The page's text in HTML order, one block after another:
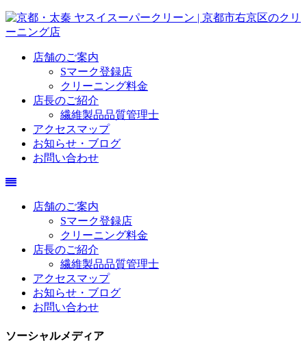
店舗のご案内
Sマーク登録店
クリーニング料金
店長のご紹介
繊維製品品質管理士
アクセスマップ
お知らせ・ブログ
お問い合わせ
店舗のご案内
Sマーク登録店
クリーニング料金
店長のご紹介
繊維製品品質管理士
アクセスマップ
お知らせ・ブログ
お問い合わせ
ソーシャルメディア